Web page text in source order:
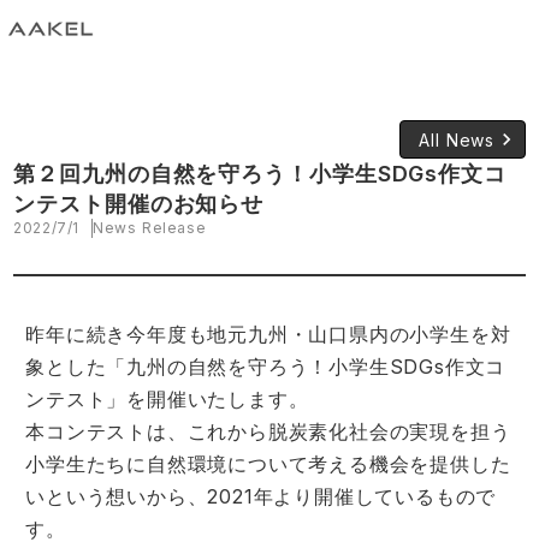
All News keyboard_arrow_right
第２回九州の自然を守ろう！小学生SDGs作文コ
ンテスト開催のお知らせ
2022/7/1 News Release
昨年に続き今年度も地元九州・山口県内の小学生を対
象とした「九州の自然を守ろう！小学生SDGs作文コ
ンテスト」を開催いたします。
本コンテストは、これから脱炭素化社会の実現を担う
小学生たちに自然環境について考える機会を提供した
いという想いから、2021年より開催しているもので
す。